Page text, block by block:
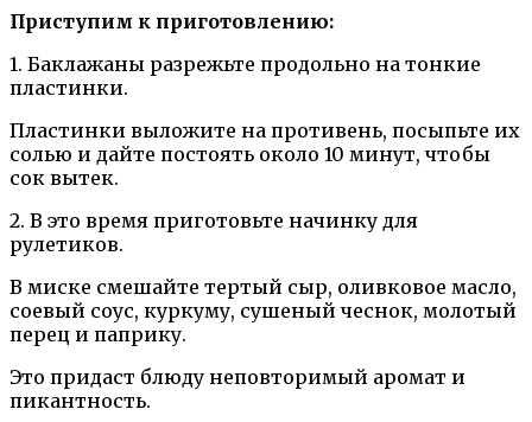
Приступим к приготовлению:
1. Баклажаны разрежьте продольно на тонкие
пластинки.
Пластинки выложите на противень, посыпьте их
солью и дайте постоять около 10 минут, чтобы
сок вытек.
2. В это время приготовьте начинку для
рулетиков.
В миске смешайте тертый сыр, оливковое масло,
соевый соус, куркуму, сушеный чеснок, молотый
перец и паприку.
Это придаст блюду неповторимый аромат и
пикантность.